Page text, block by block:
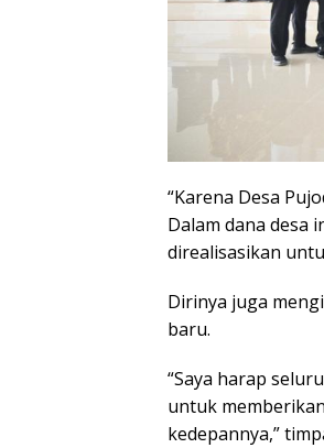
“Karena Desa
Dalam dana desa
direalisasikan
Dirinya juga
baru.
“Saya harap
untuk
kedepannya,”